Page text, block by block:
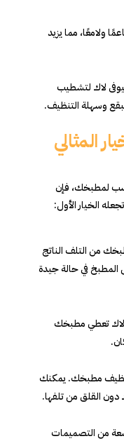
ولامعًا، مما يزيد
لاك لتشطيب
وسهلة التنظيف.
المثالي
لمطبخك، فإن
الخيار الأول:
من التلف الناتج
في حالة جيدة
لاك تعطي مطبخك
تنظيف مطبخك. يمكنك
دون القلق من تلفها.
من التصميمات